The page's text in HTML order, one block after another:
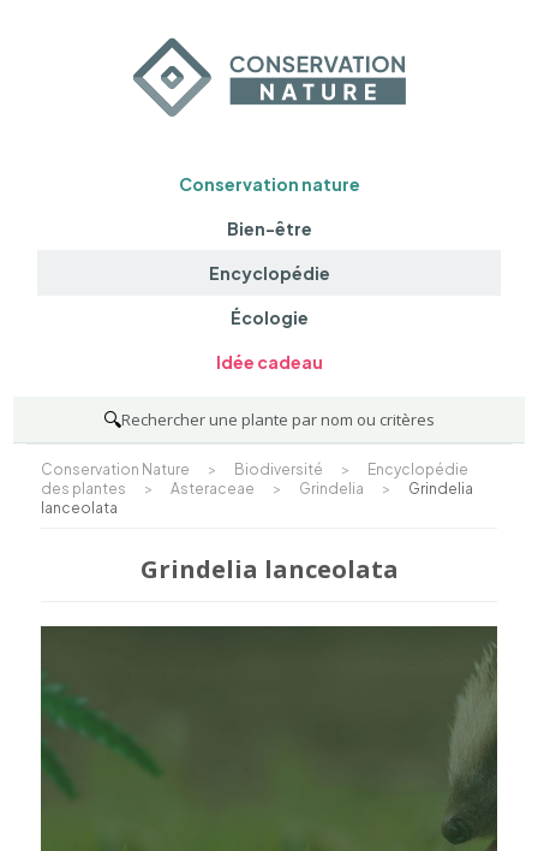
Conservation nature
Bien-être
Encyclopédie
Écologie
Idée cadeau
🔍Rechercher une plante par nom ou critères
Conservation Nature > Biodiversité >
Encyclopédie
des plantes
> Asteraceae > Grindelia >
Grindelia
lanceolata
Grindelia lanceolata